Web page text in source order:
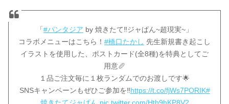
「 #パンタジア by 焼きたて‼ジャぱん~超現実~」
コラボメニューはこちら！ #橋口たかし 先生新規書き起こし
イラストを使用した、ポストカード(全8種)を特典としてご
用意🥖
１品ご注文毎に１枚ランダムでのお渡しです🌟
SNSキャンペーンもぜひご参加を‼https://t.co/fjWs7PORIK#